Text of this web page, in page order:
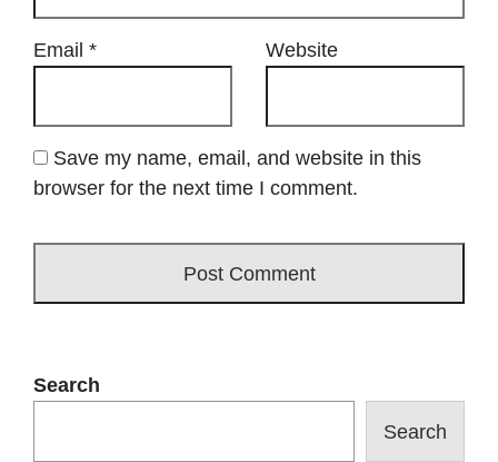
Email * Website
Save my name, email, and website in this
browser for the next time I comment.
Search
Search